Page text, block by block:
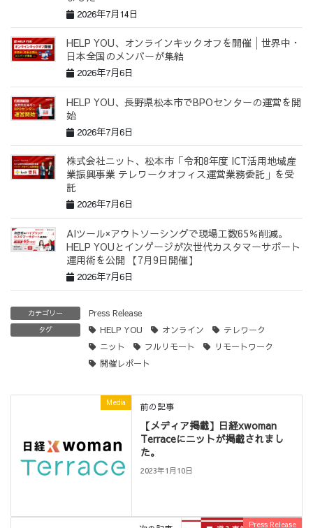
2026年7月14日
HELP YOU、オンラインキックオフを開催│世界中・
日本全国のメンバーが集結
2026年7月6日
HELP YOU、長野県松本市でBPOセンターの運営を開
始
2026年7月6日
株式会社ニット、松本市「令和8年度 ICT活用地域産
業振興事業 テレワークオフィス運営業務委託」を受
託
2026年7月6日
AIツール×アウトソーシングで現場工数65％削減。
HELP YOUとインゲージが次世代カスタマーサポート
運用術を公開 【7月9日開催】
2026年7月6日
カテゴリー Press Release
タグ HELP YOU オンライン
テレワーク
ニット
フルリモート
リモートワーク
開催レポート
Media 前の記事
【メディア掲載】日経xwoman
Terraceにニットが掲載されまし
た。
2023年1月10日
Press Release